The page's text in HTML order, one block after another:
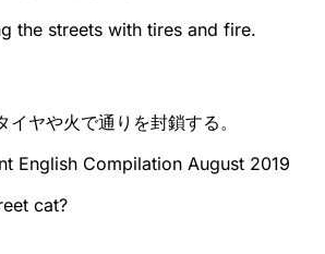
the streets with tires and fire.
ヤや火で通りを封鎖する。
English Compilation August 2019
cat?